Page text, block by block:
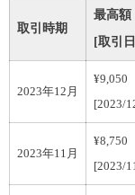
取引時期
最高額
[取引
2023年12月
¥9,050
[2023/
2023年11月
¥8,750
[2023/